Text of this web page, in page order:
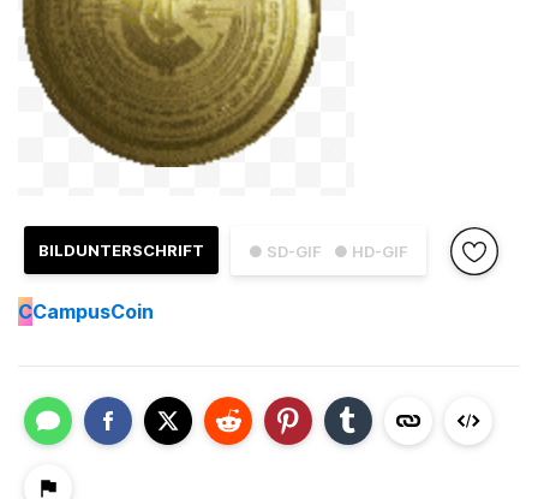
● SD-GIF ● HD-GIF
BILDUNTERSCHRIFT
CCampusCoin